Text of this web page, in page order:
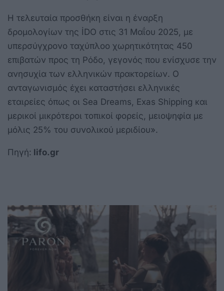
Η τελευταία προσθήκη είναι η έναρξη
δρομολογίων της İDO στις 31 Μαΐου 2025, με
υπερσύγχρονο ταχύπλοο χωρητικότητας 450
επιβατών προς τη Ρόδο, γεγονός που ενίσχυσε την
ανησυχία των ελληνικών πρακτορείων. Ο
ανταγωνισμός έχει καταστήσει ελληνικές
εταιρείες όπως οι Sea Dreams, Exas Shipping και
μερικοί μικρότεροι τοπικοί φορείς, μειοψηφία με
μόλις 25% του συνολικού μεριδίου».
Πηγή: lifo.gr